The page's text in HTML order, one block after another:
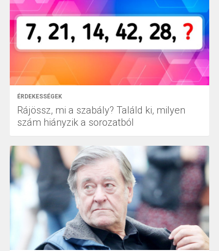
ÉRDEKESSÉGEK
Rájössz, mi a szabály? Találd ki, milyen
szám hiányzik a sorozatból